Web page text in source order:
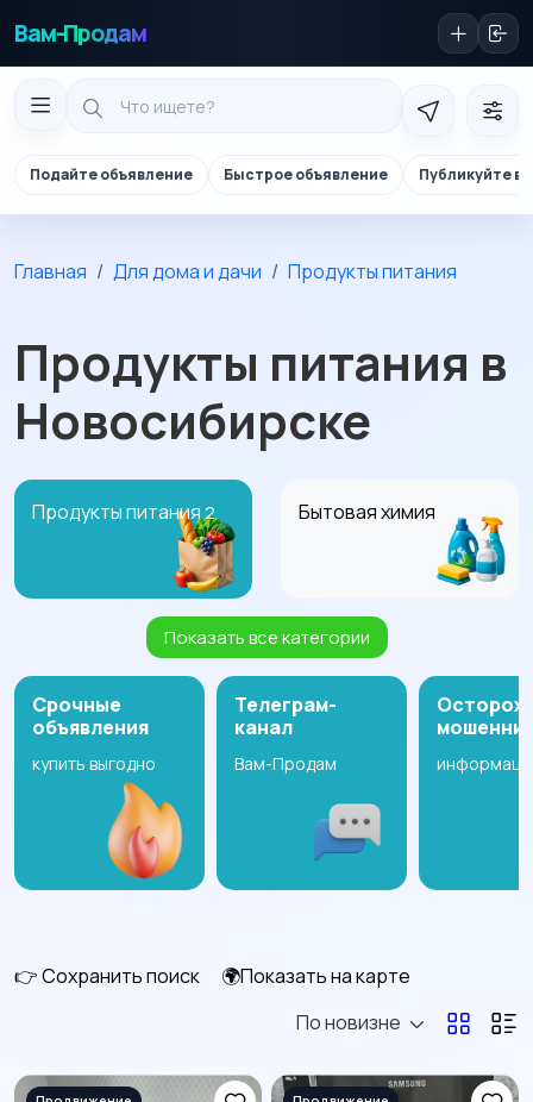
Вам-Продам
Подайте объявление Быстрое объявление Публикуйте в
Главная Для дома и дачи Продукты питания
Продукты питания в
Новосибирске
Продукты питания2 Бытовая химия
Стенки, шкафы,
комоды
Диваны и кресла
Кровати и матрасы
интерьера3
Показать все категории
Срочные
объявления
купить выгодно
Телеграм-
канал
Вам-Продам
👉 Сохранить поиск
🌍Показать на карте
По новизне